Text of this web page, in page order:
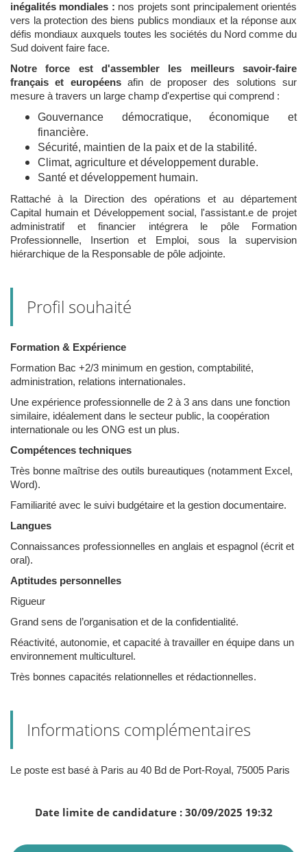
inégalités mondiales : nos projets sont principalement orientés
vers la protection des biens publics mondiaux et la réponse aux
défis mondiaux auxquels toutes les sociétés du Nord comme du
Sud doivent faire face.
Notre force est d'assembler les meilleurs savoir-faire
français et européensafin de proposer des solutions sur
mesure à travers un large champ d'expertise qui comprend :
Gouvernance démocratique, économique et
financière.
Sécurité, maintien de la paix et de la stabilité.
Climat, agriculture et développement durable.
Santé et développement humain.
Rattaché à la Direction des opérations et au département
Capital humain et Développement social, l'assistant.e de projet
administratif et financier intégrera le pôle Formation
Professionnelle, Insertion et Emploi, sous la supervision
hiérarchique de la Responsable de pôle adjointe.
Profil souhaité
Formation & Expérience
Formation Bac +2/3 minimum en gestion, comptabilité,
administration, relations internationales.
Une expérience professionnelle de 2 à 3 ans dans une fonction
similaire, idéalement dans le secteur public, la coopération
internationale ou les ONG est un plus.
Compétences techniques
Très bonne maîtrise des outils bureautiques (notamment Excel,
Word).
Familiarité avec le suivi budgétaire et la gestion documentaire.
Langues
Connaissances professionnelles en anglais et espagnol (écrit et
oral).
Aptitudes personnelles
Rigueur
Grand sens de l’organisation et de la confidentialité.
Réactivité, autonomie, et capacité à travailler en équipe dans un
environnement multiculturel.
Très bonnes capacités relationnelles et rédactionnelles.
Informations complémentaires
Le poste est basé à Paris au 40 Bd de Port-Royal, 75005 Paris
Date limite de candidature : 30/09/2025 19:32